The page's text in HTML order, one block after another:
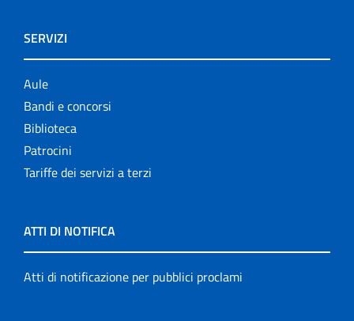
SERVIZI
Aule
Bandi e concorsi
Biblioteca
Patrocini
Tariffe dei servizi a terzi
ATTI DI NOTIFICA
Atti di notificazione per pubblici proclami